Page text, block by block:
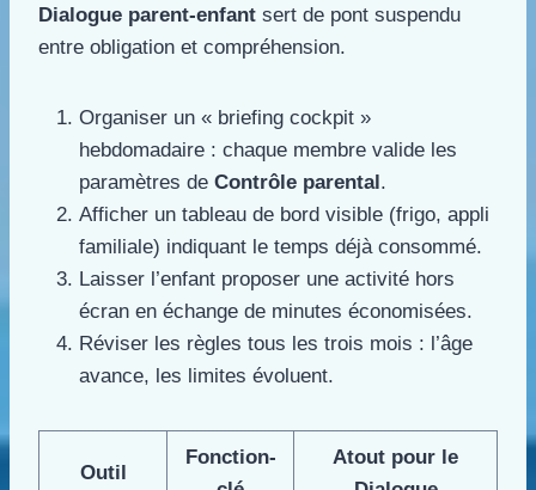
Dialogue parent-enfant sert de pont suspendu
entre obligation et compréhension.
Organiser un « briefing cockpit »
hebdomadaire : chaque membre valide les
paramètres de Contrôle parental.
Afficher un tableau de bord visible (frigo, appli
familiale) indiquant le temps déjà consommé.
Laisser l’enfant proposer une activité hors
écran en échange de minutes économisées.
Réviser les règles tous les trois mois : l’âge
avance, les limites évoluent.
Outil
Fonction-
Atout pour le